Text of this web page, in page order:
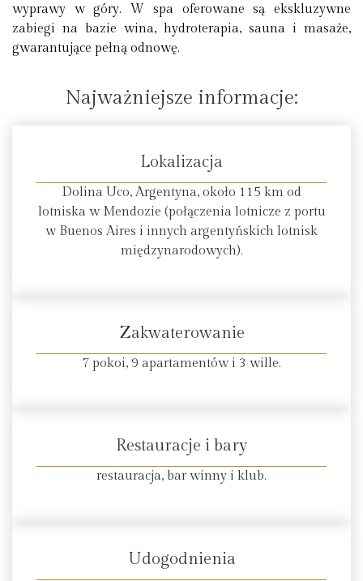
wyprawy w góry. W spa oferowane są ekskluzywne
zabiegi na bazie wina, hydroterapia, sauna i masaże,
gwarantujące pełną odnowę.
Najważniejsze informacje:
Lokalizacja
Dolina Uco, Argentyna, około 115 km od
lotniska w Mendozie (połączenia lotnicze z portu
w Buenos Aires i innych argentyńskich lotnisk
międzynarodowych).
Zakwaterowanie
7 pokoi, 9 apartamentów i 3 wille.
Restauracje i bary
restauracja, bar winny i klub.
Udogodnienia